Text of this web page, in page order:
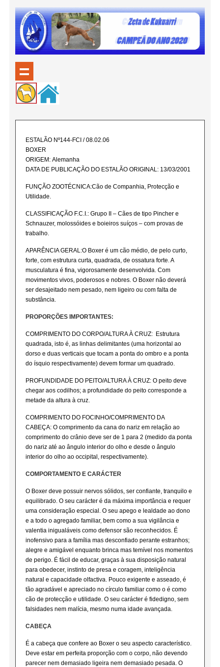
ESTALÃO Nº144-FCI / 08.02.06
BOXER
ORIGEM: Alemanha
DATA DE PUBLICAÇÃO DO ESTALÃO ORIGINAL: 13/03/2001
FUNÇÃO ZOOTÉCNICA:Cão de Companhia, Protecção e
Utilidade.
CLASSIFICAÇÃO F.C.I.: Grupo II – Cães de tipo Pincher e
Schnauzer, molossóides e boieiros suíços – com provas de
trabalho.
APARÊNCIA GERAL:O Boxer é um cão médio, de pelo curto,
forte, com estrutura curta, quadrada, de ossatura forte. A
musculatura é fina, vigorosamente desenvolvida. Com
movimentos vivos, poderosos e nobres. O Boxer não deverá
ser desajeitado nem pesado, nem ligeiro ou com falta de
substância.
PROPORÇÕES IMPORTANTES:
COMPRIMENTO DO CORPO/ALTURA À CRUZ: Estrutura
quadrada, isto é, as linhas delimitantes (uma horizontal ao
dorso e duas verticais que tocam a ponta do ombro e a ponta
do ísquio respectivamente) devem formar um quadrado.
PROFUNDIDADE DO PEITO/ALTURA À CRUZ: O peito deve
chegar aos codilhos; a profundidade do peito corresponde a
metade da altura à cruz.
COMPRIMENTO DO FOCINHO/COMPRIMENTO DA
CABEÇA: O comprimento da cana do nariz em relação ao
comprimento do crânio deve ser de 1 para 2 (medido da ponta
do nariz até ao ângulo interior do olho e desde o ângulo
interior do olho ao occipital, respectivamente).
COMPORTAMENTO E CARÁCTER
O Boxer deve possuir nervos sólidos, ser confiante, tranquilo e
equilibrado. O seu carácter é da máxima importância e requer
uma consideração especial. O seu apego e lealdade ao dono
e a todo o agregado familiar, bem como a sua vigilância e
valentia inigualáveis como defensor são reconhecidos. É
inofensivo para a família mas desconfiado perante estranhos;
alegre e amigável enquanto brinca mas temível nos momentos
de perigo. É fácil de educar, graças à sua disposição natural
para obedecer, instinto de presa e coragem, inteligência
natural e capacidade olfactiva. Pouco exigente e asseado, é
tão agradável e apreciado no círculo familiar como o é como
cão de protecção e utilidade. O seu carácter é fidedigno, sem
falsidades nem malícia, mesmo numa idade avançada.
CABEÇA
É a cabeça que confere ao Boxer o seu aspecto característico.
Deve estar em perfeita proporção com o corpo, não devendo
parecer nem demasiado ligeira nem demasiado pesada. O